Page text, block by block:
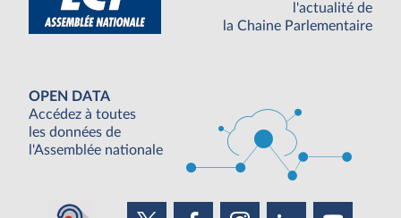
l'actualité de
la Chaine Parlementaire
OPEN DATA
Accédez à toutes
les données de
l'Assemblée nationale